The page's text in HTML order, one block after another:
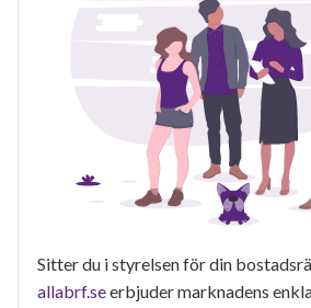
Sitter du i styrelsen för din
allabrf.seerbjuder marknadens